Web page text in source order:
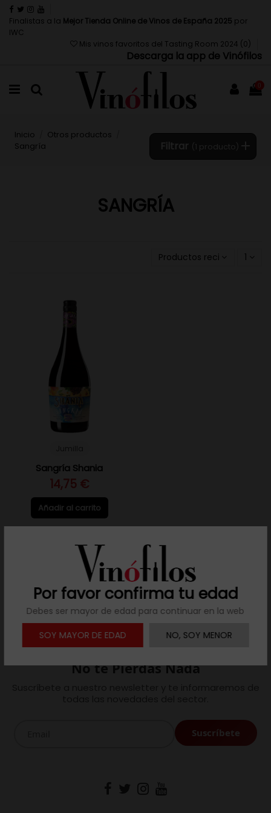
Por favor confirma tu edad
Debes ser mayor de edad para continuar en la web
SOY MAYOR DE EDAD
NO, SOY MENOR
Finalistas a la Mejor Tienda Online de Vinos de España 2025 por
IWC
Mis vinos favoritos del Tasting Room 2024 (0 )
Descarga la app de Vinófilos
0
Inicio
Otros productos
Sangría
SANGRÍA
Productos 1
Sangría Shania
14,75 €
Añadir al carrito
Filtrar(1 producto)
No te Pierdas Nada